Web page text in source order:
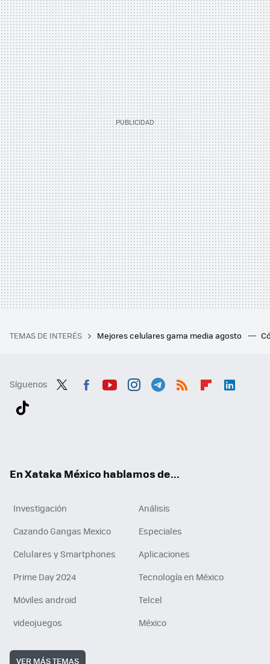
TEMAS DE INTERÉS Mejores celulares gama media agosto
Síguenos
En Xataka México hablamos de...
Investigación
Análisis
Cazando Gangas Mexico
Especiales
Celulares y Smartphones
Aplicaciones
Prime Day 2024
Tecnología en México
Móviles android
Telcel
videojuegos
México
VER MÁS TEMAS